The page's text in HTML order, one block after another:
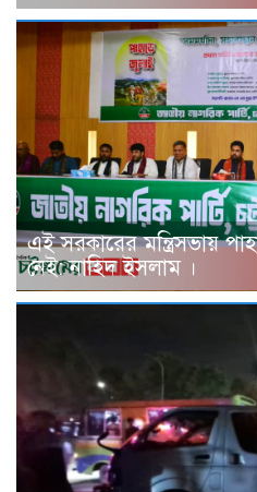
এই সরকারের মন্ত্রিসভায়
নেই: নাহিদ ইসলাম ।